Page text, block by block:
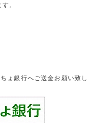
。
ょ銀行へご送金お願い致し